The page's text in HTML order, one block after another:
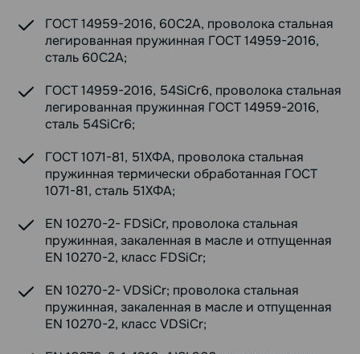
ГОСТ 14959-2016, 60С2А, проволока стальная
легированная пружинная ГОСТ 14959-2016,
сталь 60С2А;
ГОСТ 14959-2016, 54SiCr6, проволока стальная
легированная пружинная ГОСТ 14959-2016,
сталь 54SiCr6;
ГОСТ 1071-81, 51ХФА, проволока стальная
пружинная термически обработанная ГОСТ
1071-81, сталь 51ХФА;
EN 10270-2- FDSiCr, проволока стальная
пружинная, закаленная в масле и отпущенная
EN 10270-2, класс FDSiCr;
EN 10270-2- VDSiCr; проволока стальная
пружинная, закаленная в масле и отпущенная
EN 10270-2, класс VDSiCr;